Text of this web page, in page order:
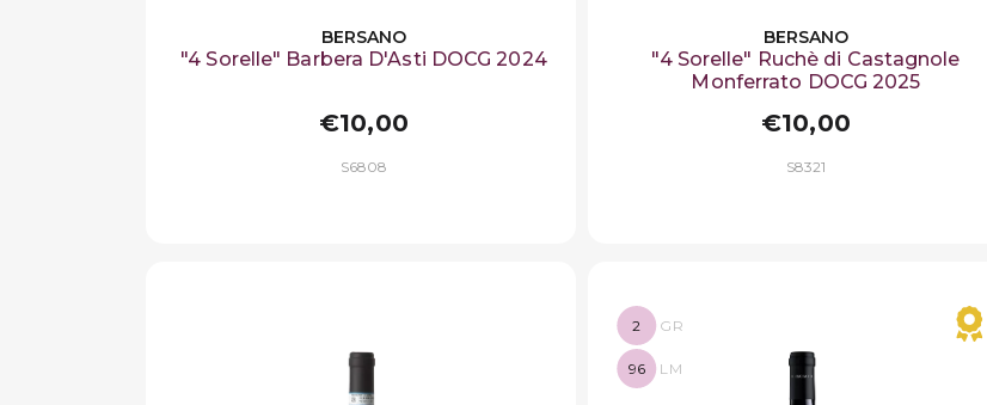
BERSANO
"4 Sorelle" Barbera D'Asti DOCG 2024
€10,00
S6808
BERSANO
"4 Sorelle" Ruchè di Castagnole
Monferrato DOCG 2025
€10,00
S8321
2 GR
96 LM